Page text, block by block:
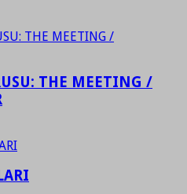
THE MEETING /